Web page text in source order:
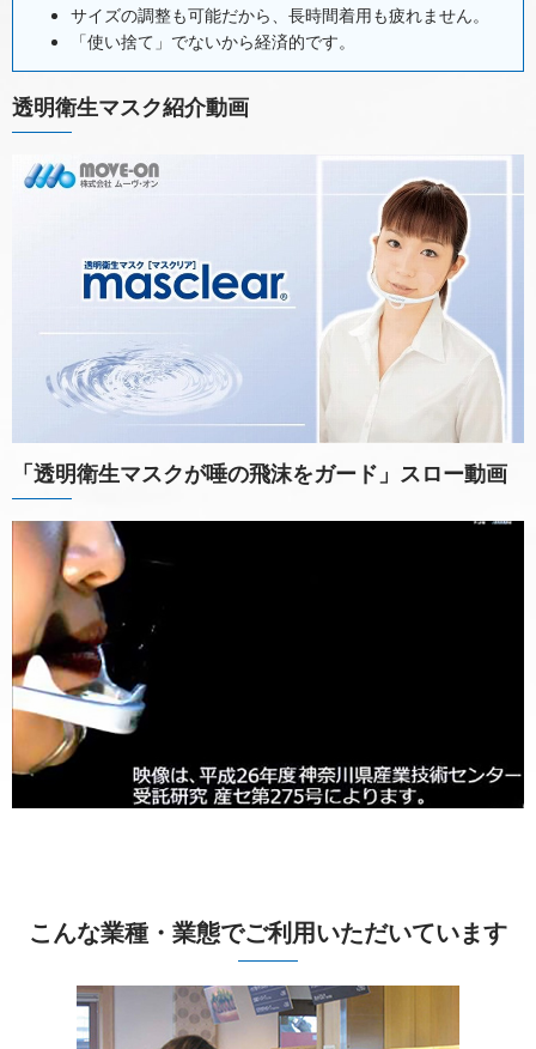
サイズの調整も可能だから、長時間着用も疲れません。
「使い捨て」でないから経済的です。
透明衛生マスク紹介動画
「透明衛生マスクが唾の飛沫をガード」スロー動画
こんな業種・業態でご利用いただいています